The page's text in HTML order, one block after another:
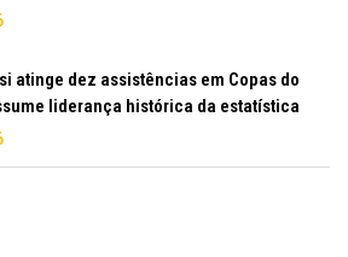
atinge dez assistências em Copas do
liderança histórica da estatística